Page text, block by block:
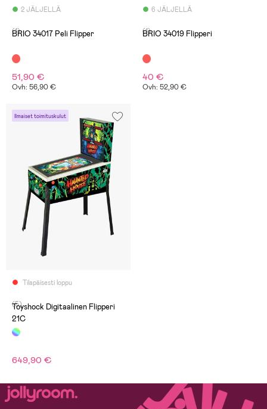
2 JÄLJELLÄ
(1)
BRIO 34017 Peli Flipper
51,90 €
Ovh: 56,90 €
6 JÄLJELLÄ
(1)
BRIO 34019 Flipperi
40 €
Ovh: 52,90 €
Ilmaiset toimituskulut
Tilapäisesti loppu
(5)
Toyshock Digitaalinen Flipperi
21C
649,90 €